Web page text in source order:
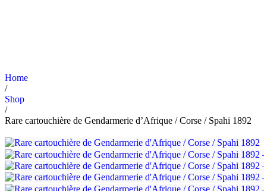
Home
/
Shop
/
Rare cartouchière de Gendarmerie d’Afrique / Corse / Spahi 1892